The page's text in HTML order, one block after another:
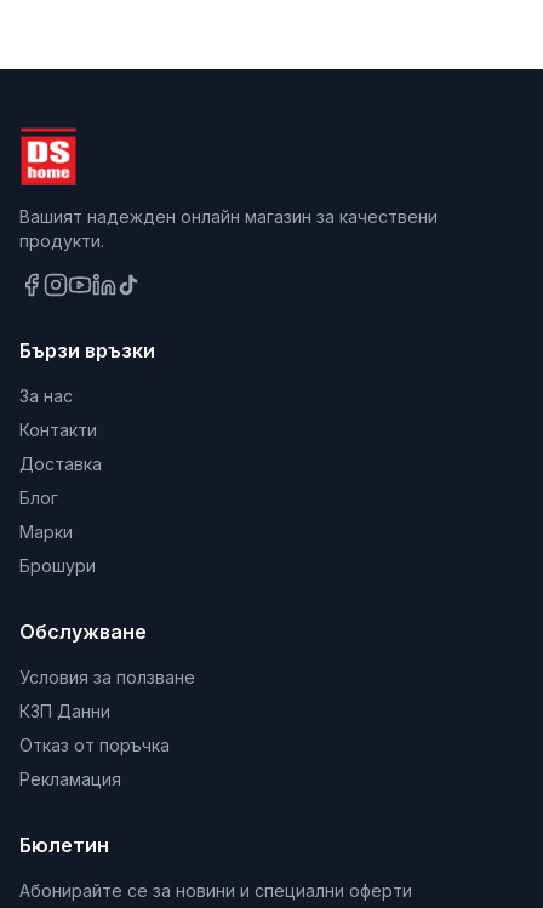
Вашият надежден онлайн магазин за качествени
продукти.
Бързи връзки
За нас
Контакти
Доставка
Блог
Марки
Брошури
Обслужване
Условия за ползване
КЗП Данни
Отказ от поръчка
Рекламация
Бюлетин
Абонирайте се за новини и специални оферти